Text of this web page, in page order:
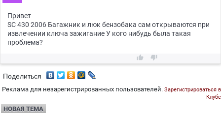
Привет
SC 430 2006 Багажник и люк бензобака сам открываются при
извлечении ключа зажигание У кого нибудь была такая
проблема?
 
Поделиться
Реклама для незарегистрированных пользователей. Зарегистрироваться в
Клубе
НОВАЯ ТЕМА